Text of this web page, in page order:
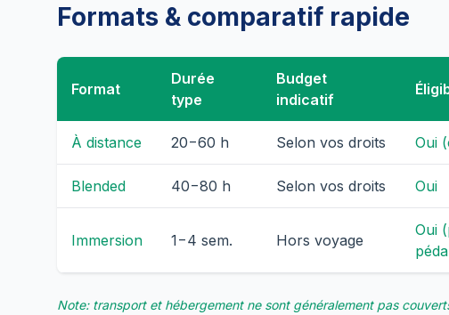
Formats & comparatif rapide
Format
Durée
type
Budget
indicatif
À distance 20−60 h Selon vos droits Oui
Blended 40−80 h Selon vos droits Oui
Immersion 1−4 sem. Hors voyage
Oui
Note: transport et hébergement ne sont généralement pas